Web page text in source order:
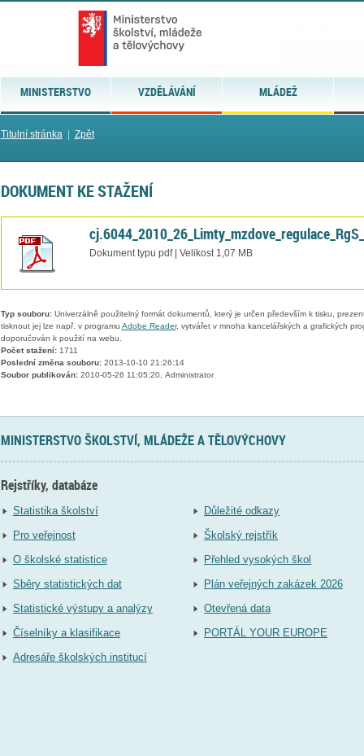
MINISTERSTVO VZDĚLÁVÁNÍ MLÁDEŽ
Titulní stránka| Zpět
DOKUMENT KE STAŽENÍ
Dokument typu pdf | Velikost 1,07 MB
Typ souboru:Univerzálně použitelný formát dokumentů, který je určen především k tisku,
tisknout jej lze např. v programu Adobe Reader, vytvářet v mnoha kancelářských a grafických
doporučován k použití na webu.
Počet stažení:1711
Poslední změna souboru:2013-10-10 21:26:14
Soubor publikován:2010-05-26 11:05:20, Administrator
MINISTERSTVO ŠKOLSTVÍ, MLÁDEŽE A TĚLOVÝCHOVY
Rejstříky, databáze
Statistika školství
Pro veřejnost
O školské statistice
Sběry statistických dat
Statistické výstupy a analýzy
Číselníky a klasifikace
Adresáře školských institucí
Důležité odkazy
Školský rejstřík
Přehled vysokých škol
Plán veřejných zakázek 2026
Otevřená data
PORTÁL YOUR EUROPE